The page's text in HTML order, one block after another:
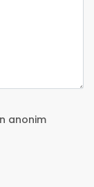
anonim